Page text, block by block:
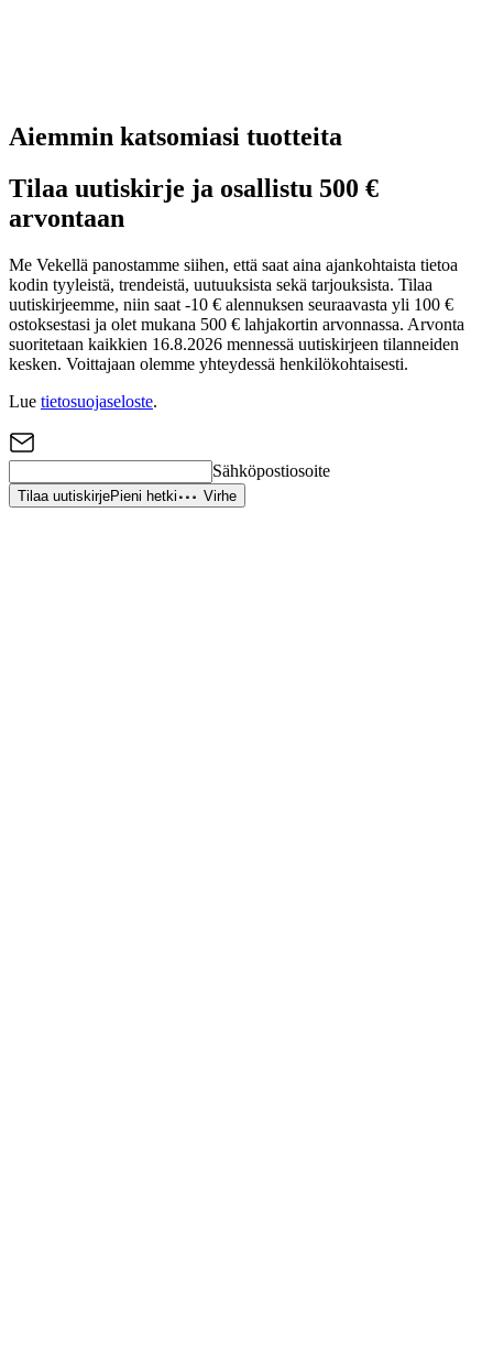
Aiemmin katsomiasi tuotteita
Tilaa uutiskirje ja osallistu 500 €
arvontaan
Me Vekellä panostamme siihen, että saat aina ajankohtaista tietoa
kodin tyyleistä, trendeistä, uutuuksista sekä tarjouksista. Tilaa
uutiskirjeemme, niin saat -10 € alennuksen seuraavasta yli 100 €
ostoksestasi ja olet mukana 500 € lahjakortin arvonnassa. Arvonta
suoritetaan kaikkien 16.8.2026 mennessä uutiskirjeen tilanneiden
kesken. Voittajaan olemme yhteydessä henkilökohtaisesti.
Lue tietosuojaseloste.
Sähköpostiosoite
Tilaa uutiskirjePieni hetki Virhe